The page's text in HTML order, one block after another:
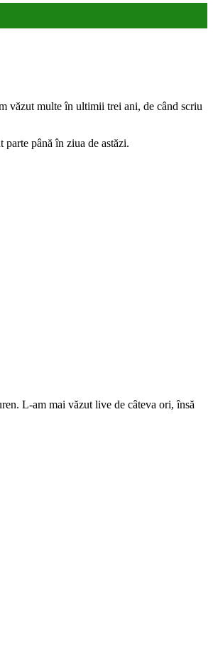
văzut multe în ultimii trei ani, de când scriu
până în ziua de astăzi.
L-am mai văzut live de câteva ori, însă